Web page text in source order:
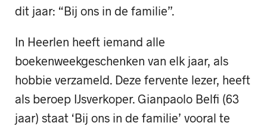
dit jaar: “Bij ons in de familie”.
In Heerlen heeft iemand alle
boekenweekgeschenken van elk jaar, als
hobbie verzameld. Deze fervente lezer, heeft
als beroep IJsverkoper. Gianpaolo Belfi (63
jaar) staat ‘Bij ons in de familie’ vooral te